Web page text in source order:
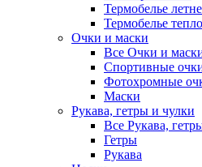
Термобелье
Термобелье
Очки и маски
Все Очки и
Спортивные
Фотохромные
Маски
Рукава, гетры и чулки
Все Рукава,
Гетры
Рукава